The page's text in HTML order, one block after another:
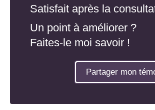
Satisfait après la
Un point à améliorer ?
Faites-le moi savoir !
Partager mon